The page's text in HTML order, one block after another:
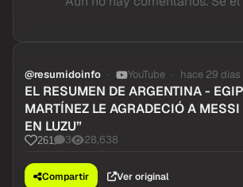
@resumidoinfo YouTube hace 29 dias
EL RESUMEN DE ARGENTINA -
MARTÍNEZ LE AGRADECIÓ A
EN LUZU”
261 3 28,638
Compartir Ver original